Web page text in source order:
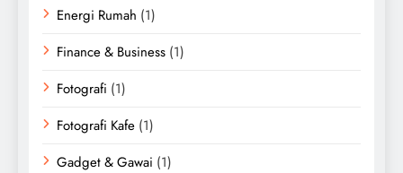
Energi Rumah (1)
Finance & Business (1)
Fotografi (1)
Fotografi Kafe (1)
Gadget & Gawai (1)